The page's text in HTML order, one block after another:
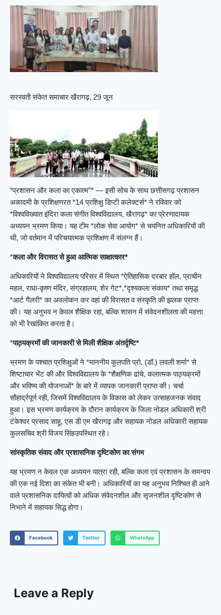
सरस्वती संकेत समाचार खैरागढ़, 29 जून
“प्रशासन और कला का एकात्म”* — इसी सोच के साथ छत्तीसगढ़ प्रशासन
अकादमी के प्रशिक्षणरत *14 प्रशिक्षु डिप्टी कलेक्टर्स* ने रविवार को
*विश्वविख्यात इंदिरा कला संगीत विश्वविद्यालय, खैरागढ़* का प्रेरणादायक
अध्ययन भ्रमण किया। यह टीम *लोक सेवा आयोग* से चयनित अधिकारियों की
थी, जो वर्तमान में परिचयात्मक प्रशिक्षण में संलग्न हैं।
*कला और विरासत से हुआ आत्मिक साक्षात्कार*
अधिकारियों ने विश्वविद्यालय परिसर में स्थित *ऐतिहासिक दरबार हॉल, प्राचीन
महल, राधा-कृष्ण मंदिर, संग्रहालय, शेर गेट*,*दृश्यकला संकाय* तथा समृद्ध
*आर्ट गैलरी* का अवलोकन कर वहां की विरासत व संस्कृति की झलक प्राप्त
की। यह अनुभव न केवल शैक्षिक रहा, बल्कि शासन में संवेदनशीलता की महत्ता
को भी रेखांकित करता है।
*पाठ्यक्रमों की जानकारी से मिली शैक्षिक अंतर्दृष्टि*
भ्रमण के पश्चात प्रशिक्षुओं ने *माननीय कुलपति प्रो. (डॉ.) लवली शर्मा* से
शिष्टाचार भेंट की और विश्वविद्यालय के *शैक्षणिक ढांचे, कलात्मक पाठ्यक्रमों
और भविष्य की योजनाओं* के बारे में व्यापक जानकारी प्राप्त की। चर्चा
सौहार्द्रपूर्ण रही, जिसमें विश्वविद्यालय के विकास को लेकर उत्साहजनक संवाद
हुआ। इस भ्रमण कार्यक्रम के दौरान कार्यक्रम के जिला नोडल अधिकारी श्री
टंकेश्वर प्रसाद साहू, एस डी एम खैरागढ़ और सहायक नोडल अधिकारी सहायक
कुलसचिव श्री विजय सिंहउपस्थित रहे।
सांस्कृतिक संवाद और प्रशासनिक दृष्टिकोण का संगम
यह भ्रमण न केवल एक अध्ययन यात्रा रही, बल्कि कला एवं प्रशासन के समन्वय
की एक नई दिशा का संकेत भी बनी। अधिकारियों का यह अनुभव निश्चित ही आने
वाले प्रशासनिक दायित्वों को अधिक संवेदनशील और सृजनशील दृष्टिकोण से
निभाने में सहायक सिद्ध होगा।
Facebook Twitter WhatsApp
Leave a Reply